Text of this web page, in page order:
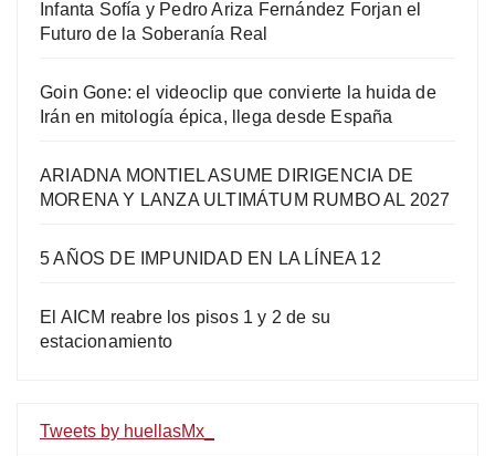
Infanta Sofía y Pedro Ariza Fernández Forjan el
Futuro de la Soberanía Real
Goin Gone: el videoclip que convierte la huida de
Irán en mitología épica, llega desde España
ARIADNA MONTIEL ASUME DIRIGENCIA DE
MORENA Y LANZA ULTIMÁTUM RUMBO AL 2027
5 AÑOS DE IMPUNIDAD EN LA LÍNEA 12
El AICM reabre los pisos 1 y 2 de su
estacionamiento
Tweets by huellasMx_